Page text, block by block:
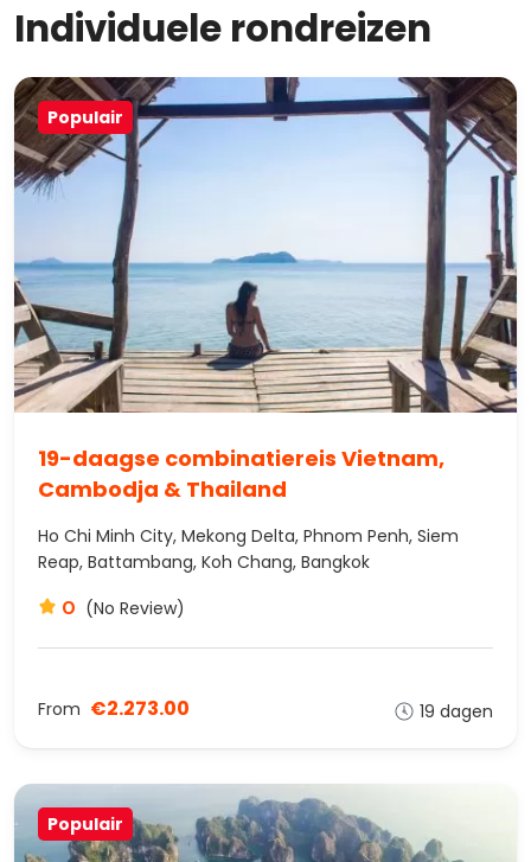
Individuele rondreizen
Populair
19-daagse combinatiereis Vietnam,
Cambodja & Thailand
Ho Chi Minh City, Mekong Delta, Phnom Penh, Siem
Reap, Battambang, Koh Chang, Bangkok
0 (No Review)
From €2.273.00 19 dagen
Populair